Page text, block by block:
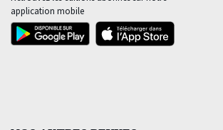
application mobile